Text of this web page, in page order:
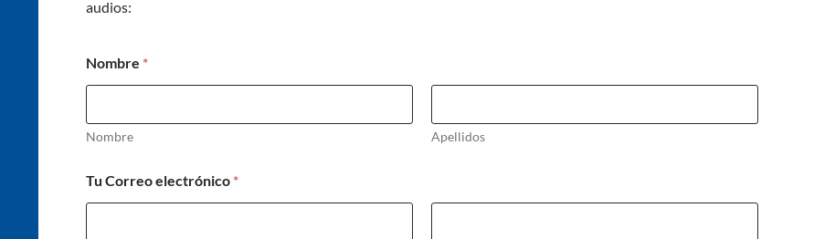
audios:
Nombre *
Nombre Apellidos
Tu Correo electrónico *